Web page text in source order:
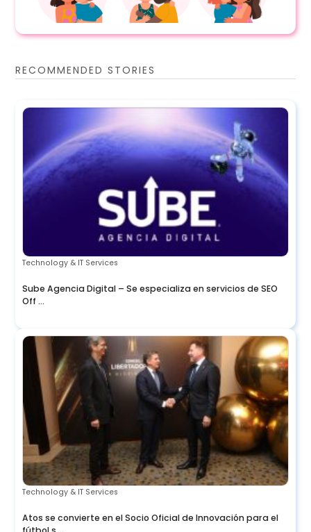
RECOMMENDED STORIES
Technology & IT Services
Sube Agencia Digital – Se especializa en servicios de SEO
Off ...
Technology & IT Services
Atos se convierte en el Socio Oficial de Innovación para el